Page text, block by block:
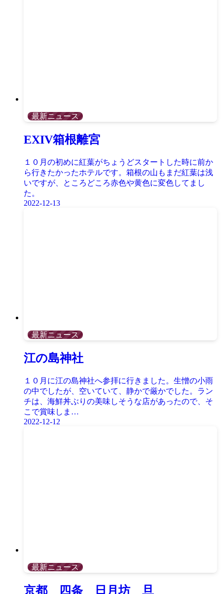
最新ニュース
EXIV箱根離宮
１０月の初めに紅葉がちょうどスタートした時に前か
ら行きたかったホテルです。箱根の山もまだ紅葉は浅
いですが、ところどころ赤色や黄色に変色してまし
た。
2022-12-13
最新ニュース
江の島神社
１０月に江の島神社へ参拝に行きました。生憎の小雨
の中でしたが、空いていて、静かで厳かでした。ラン
チは、海鮮丼ぶりの美味しそうな店があったので、そ
こで賞味しま…
2022-12-12
最新ニュース
京都 四条 日月坊 旦